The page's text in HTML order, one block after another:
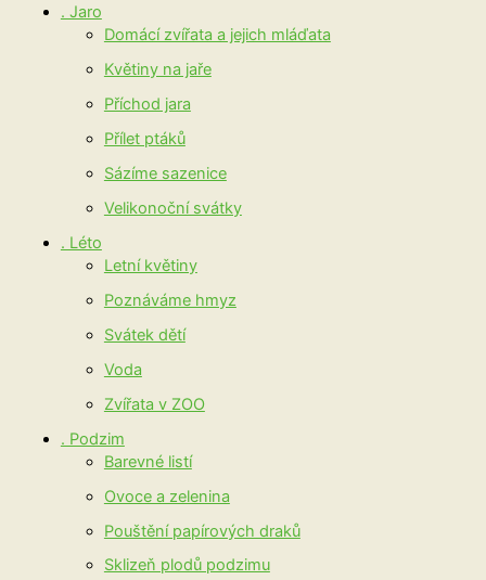
. Jaro
Domácí zvířata a jejich mláďata
Květiny na jaře
Příchod jara
Přílet ptáků
Sázíme sazenice
Velikonoční svátky
. Léto
Letní květiny
Poznáváme hmyz
Svátek dětí
Voda
Zvířata v ZOO
. Podzim
Barevné listí
Ovoce a zelenina
Pouštění papírových draků
Sklizeň plodů podzimu